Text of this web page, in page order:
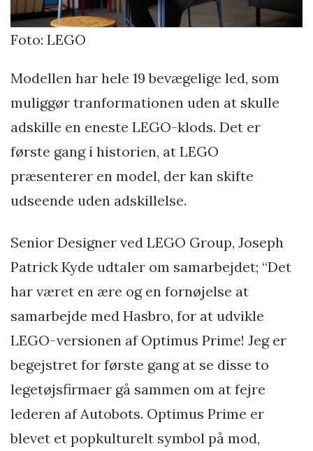
Foto: LEGO
Modellen har hele 19 bevægelige led, som
muliggør tranformationen uden at skulle
adskille en eneste LEGO-klods. Det er
første gang i historien, at LEGO
præsenterer en model, der kan skifte
udseende uden adskillelse.
Senior Designer ved LEGO Group, Joseph
Patrick Kyde udtaler om samarbejdet; “Det
har været en ære og en fornøjelse at
samarbejde med Hasbro, for at udvikle
LEGO-versionen af Optimus Prime! Jeg er
begejstret for første gang at se disse to
legetøjsfirmaer gå sammen om at fejre
lederen af Autobots. Optimus Prime er
blevet et popkulturelt symbol på mod,